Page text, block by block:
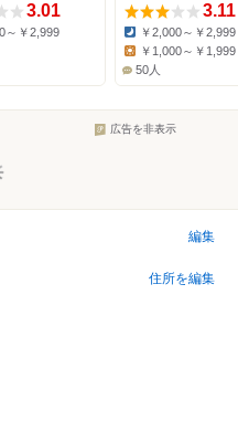
3.01
～￥2,999
3.11
Dinner:
￥2,000～￥2,999
Lunch:
￥1,000～￥1,999
50人
広告を非表示
編集
住所を編集